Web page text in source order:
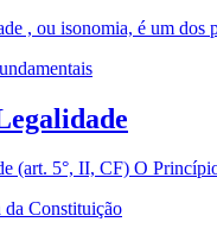
, ou isonomia, é um dos
(art. 5°, II, CF) O
da Constituição